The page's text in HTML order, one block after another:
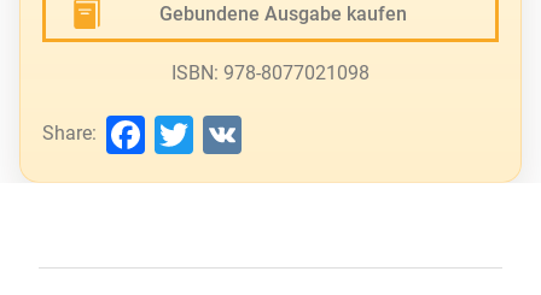
Gebundene Ausgabe kaufen
ISBN: 978-8077021098
Share: Facebook
Twitter